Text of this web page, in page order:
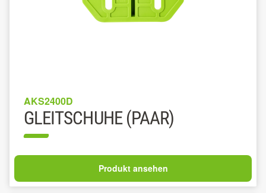
AKS2400D
GLEITSCHUHE (PAAR)
Produkt ansehen